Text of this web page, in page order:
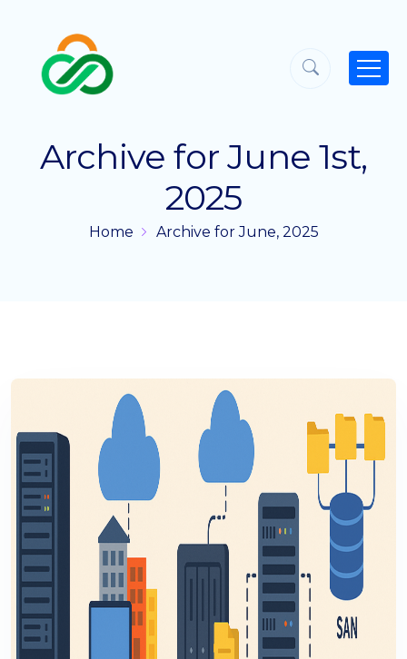
Archive for June 1st,
2025
Home Archive for June, 2025